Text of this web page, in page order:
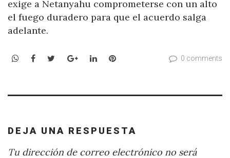
exige a Netanyahu comprometerse con un alto
el fuego duradero para que el acuerdo salga
adelante.
WhatsApp
Facebook
TwitterGoogle+LinkedInPinterest 0 comments
DEJA UNA RESPUESTA
Tu dirección de correo electrónico no será